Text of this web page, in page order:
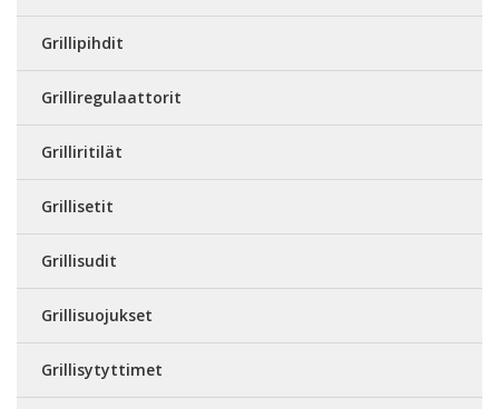
Grillipihdit
Grilliregulaattorit
Grilliritilät
Grillisetit
Grillisudit
Grillisuojukset
Grillisytyttimet